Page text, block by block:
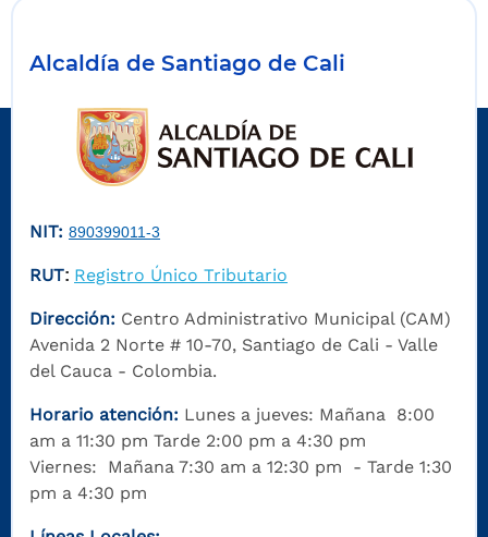
Alcaldía de Santiago de Cali
NIT: 890399011-3
RUT: Registro Único Tributario
Dirección: Centro Administrativo Municipal (CAM)
Avenida 2 Norte # 10-70, Santiago de Cali - Valle
del Cauca - Colombia.
Horario atención: Lunes a jueves: Mañana 8:00
am a 11:30 pm Tarde 2:00 pm a 4:30 pm
Viernes: Mañana 7:30 am a 12:30 pm - Tarde 1:30
pm a 4:30 pm